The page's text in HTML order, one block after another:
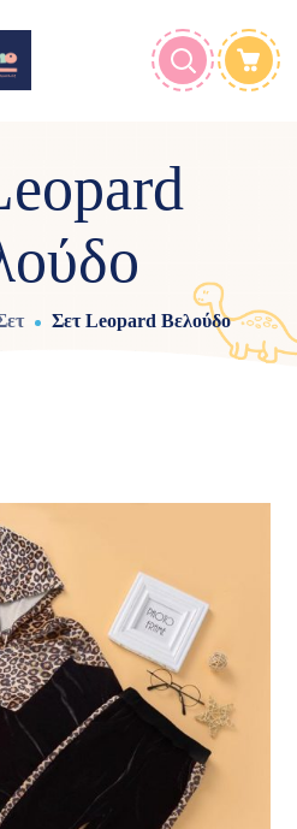
Σετ Leopard Βελούδο